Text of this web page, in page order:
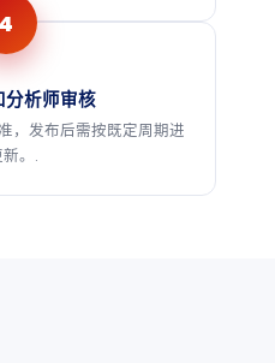
分析师审核
，发布后需按既定周期进
。.